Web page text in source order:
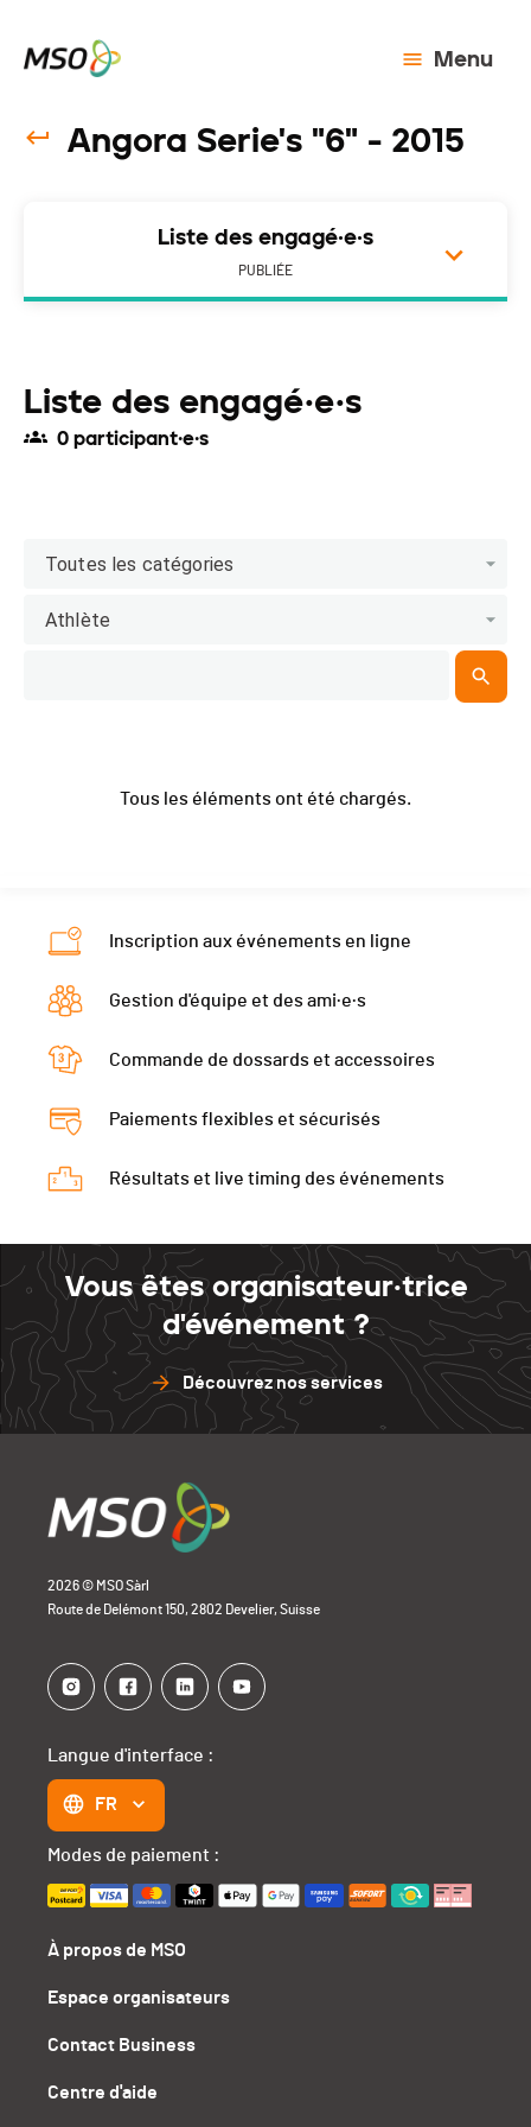
Menu
Angora Serie's "6" - 2015
Liste des engagé·e·s
PUBLIÉE
Liste des engagé·e·s
0 participant·e·s
Toutes les catégories
Athlète
Tous les éléments ont été chargés.
Inscription aux événements en ligne
Gestion d'équipe et des ami·e·s
Commande de dossards et accessoires
Paiements flexibles et sécurisés
Résultats et live timing des événements
Vous êtes organisateur·trice
d'événement ?
Découvrez nos services
2026 © MSO Sàrl
Route de Delémont 150, 2802 Develier, Suisse
À propos de MSO
Espace organisateurs
Contact Business
Centre d'aide
Langue d'interface :
FR
Modes de paiement :